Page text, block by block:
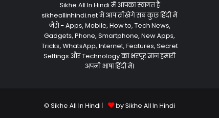
Sikhe All In Hindi में आपका स्वागत है
sikheallinhindi.net में आप सीखेंगे सब कुछ हिंदी में
जैसे - Apps, Mobile, How to, Tech News,
Gadgets, Phone, Smartphone, New Apps,
Tricks, WhatsApp, Internet, Features, Secret
Settings और Technology का भरपूर ज्ञान हमारी
अपनी भाषा हिंदी में।
© Sikhe All In Hindi |
by Sikhe All In Hindi